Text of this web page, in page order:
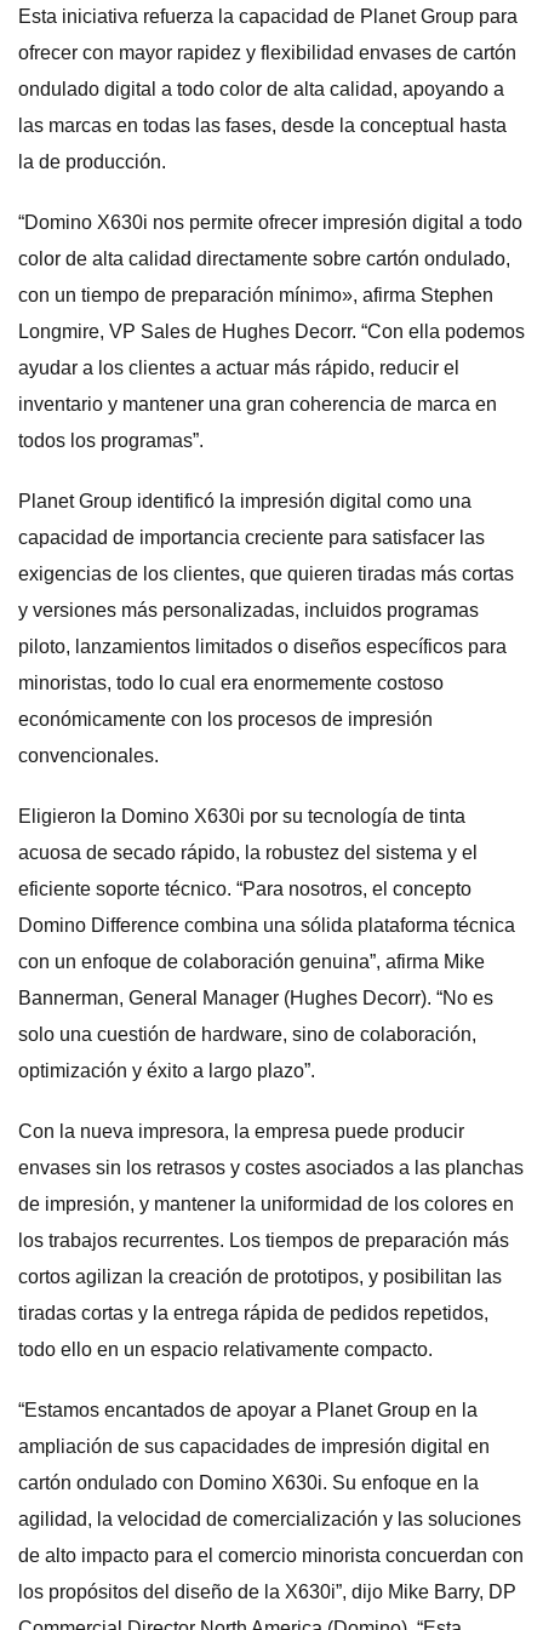
Esta iniciativa refuerza la capacidad de Planet Group para
ofrecer con mayor rapidez y flexibilidad envases de cartón
ondulado digital a todo color de alta calidad, apoyando a
las marcas en todas las fases, desde la conceptual hasta
la de producción.
“Domino X630i nos permite ofrecer impresión digital a todo
color de alta calidad directamente sobre cartón ondulado,
con un tiempo de preparación mínimo», afirma Stephen
Longmire, VP Sales de Hughes Decorr. “Con ella podemos
ayudar a los clientes a actuar más rápido, reducir el
inventario y mantener una gran coherencia de marca en
todos los programas”.
Planet Group identificó la impresión digital como una
capacidad de importancia creciente para satisfacer las
exigencias de los clientes, que quieren tiradas más cortas
y versiones más personalizadas, incluidos programas
piloto, lanzamientos limitados o diseños específicos para
minoristas, todo lo cual era enormemente costoso
económicamente con los procesos de impresión
convencionales.
Eligieron la Domino X630i por su tecnología de tinta
acuosa de secado rápido, la robustez del sistema y el
eficiente soporte técnico. “Para nosotros, el concepto
Domino Difference combina una sólida plataforma técnica
con un enfoque de colaboración genuina”, afirma Mike
Bannerman, General Manager (Hughes Decorr). “No es
solo una cuestión de hardware, sino de colaboración,
optimización y éxito a largo plazo”.
Con la nueva impresora, la empresa puede producir
envases sin los retrasos y costes asociados a las planchas
de impresión, y mantener la uniformidad de los colores en
los trabajos recurrentes. Los tiempos de preparación más
cortos agilizan la creación de prototipos, y posibilitan las
tiradas cortas y la entrega rápida de pedidos repetidos,
todo ello en un espacio relativamente compacto.
“Estamos encantados de apoyar a Planet Group en la
ampliación de sus capacidades de impresión digital en
cartón ondulado con Domino X630i. Su enfoque en la
agilidad, la velocidad de comercialización y las soluciones
de alto impacto para el comercio minorista concuerdan con
los propósitos del diseño de la X630i”, dijo Mike Barry, DP